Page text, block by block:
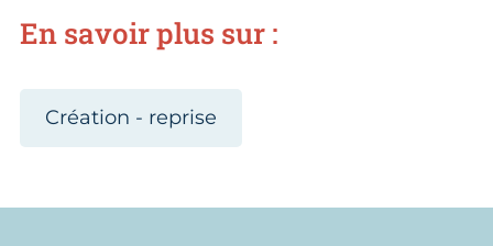
En savoir plus sur :
Création - reprise